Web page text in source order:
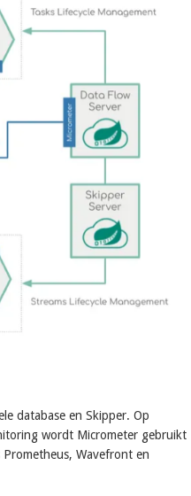
database en Skipper. Op
wordt Micrometer gebruikt
Wavefront en